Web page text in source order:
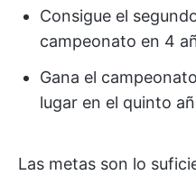
Consigue el
campeonato en 4
Gana el
lugar en el quinto
Las metas son lo